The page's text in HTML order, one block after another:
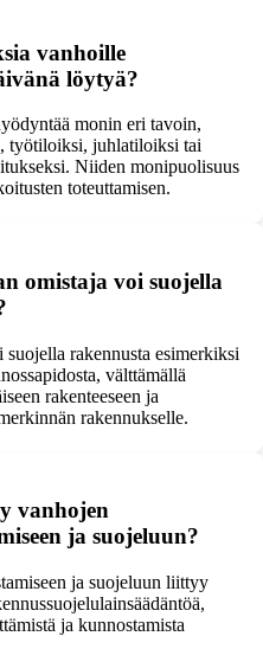
vanhoille
löytyä?
monin eri tavoin,
työtiloiksi, juhlatiloiksi tai
Niiden monipuolisuus
toteuttamisen.
omistaja voi suojella
rakennusta esimerkiksi
välttämällä
rakenteeseen ja
rakennukselle.
vanhojen
ja suojeluun?
ja suojeluun liittyy
ja kunnostamista